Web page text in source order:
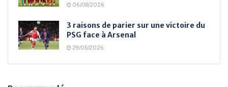
06/08/2026
3 raisons de parier sur une victoire du
PSG face à Arsenal
29/05/2026